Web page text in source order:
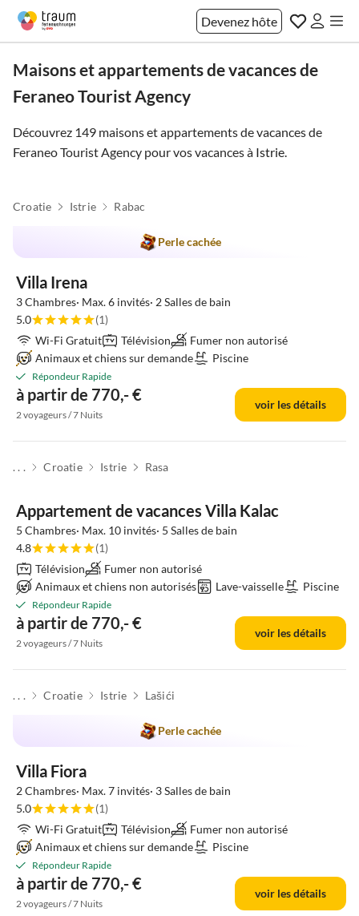
Devenez hôte
Maisons et appartements de vacances de
Feraneo Tourist Agency
Découvrez 149 maisons et appartements de vacances de
Feraneo Tourist Agency pour vos vacances à Istrie.
Croatie Istrie Rabac
Perle cachée
Villa Irena
3 Chambres· Max. 6 invités· 2 Salles de bain
5.0
(1)
Wi-Fi Gratuit
Télévision
Fumer non autorisé
Animaux et chiens sur demande
Piscine
Répondeur Rapide
à partir de 770,- €
2 voyageurs / 7 Nuits
voir les détails
. . . Croatie Istrie Rasa
Appartement de vacances Villa Kalac
5 Chambres· Max. 10 invités· 5 Salles de bain
4.8
(1)
Télévision
Fumer non autorisé
Animaux et chiens non autorisés
Lave-vaisselle Piscine
Répondeur Rapide
à partir de 770,- €
2 voyageurs / 7 Nuits
voir les détails
. . . Croatie Istrie Lašići
Perle cachée
Villa Fiora
2 Chambres· Max. 7 invités· 3 Salles de bain
5.0
(1)
Wi-Fi Gratuit
Télévision
Fumer non autorisé
Animaux et chiens sur demande
Piscine
Répondeur Rapide
à partir de 770,- €
2 voyageurs / 7 Nuits
voir les détails